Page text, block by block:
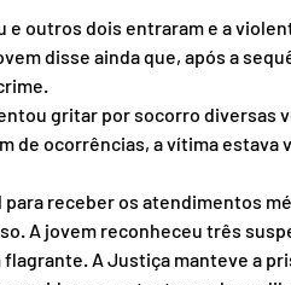
e outros dois entraram e a
disse ainda que, após a
gritar por socorro diversas
de ocorrências, a vítima
receber os atendimentos
A jovem reconheceu três
A Justiça manteve a